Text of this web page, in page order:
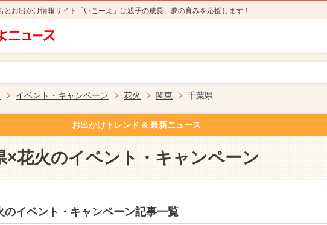
とお出かけ情報サイト「いこーよ」は親子の成長、夢の育みを応援します！
イベント・キャンペーン 花火 関東 千葉県
お出かけトレンド & 最新ニュース
×花火のイベント・キャンペーン
のイベント・キャンペーン記事一覧